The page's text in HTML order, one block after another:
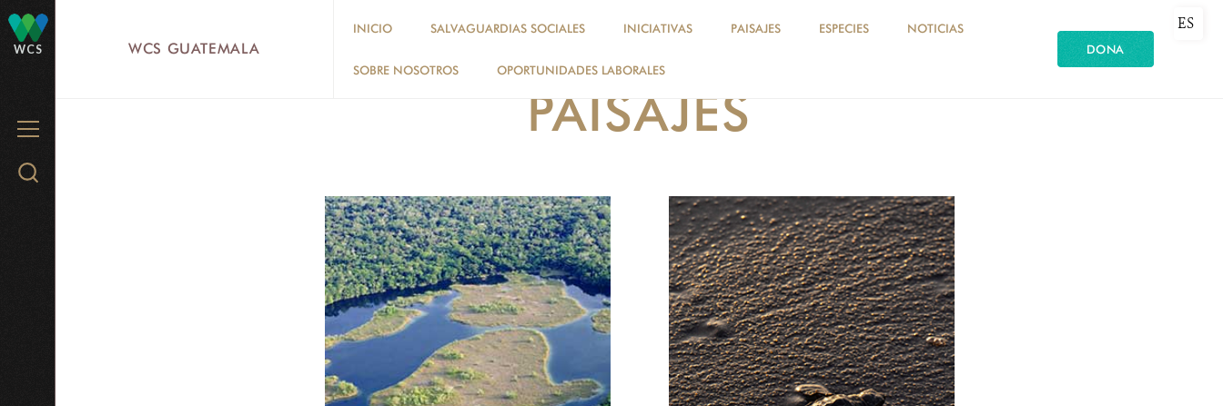
WCS
MENU
Search
WCS GUATEMALA
INICIO SALVAGUARDIAS SOCIALES INICIATIVAS PAISAJES ESPECIES NOTICIAS
SOBRE NOSOTROS OPORTUNIDADES LABORALES
DONA
ES
PAISAJES